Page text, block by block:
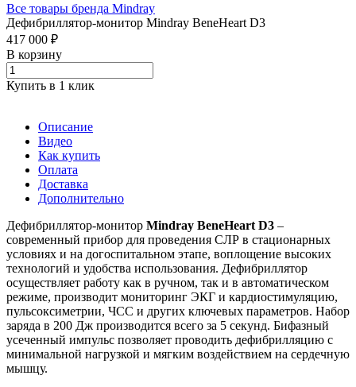
Все товары бренда Mindray
Дефибриллятор-монитор Mindray BeneHeart D3
417 000 ₽
В корзину
Купить в 1 клик
Описание
Видео
Как купить
Оплата
Доставка
Дополнительно
Дефибриллятор-монитор Mindray BeneHeart D3 –
современный прибор для проведения СЛР в стационарных
условиях и на догоспитальном этапе, воплощение высоких
технологий и удобства использования. Дефибриллятор
осуществляет работу как в ручном, так и в автоматическом
режиме, производит мониторинг ЭКГ и кардиостимуляцию,
пульсоксиметрии, ЧСС и других ключевых параметров. Набор
заряда в 200 Дж производится всего за 5 секунд. Бифазный
усеченный импульс позволяет проводить дефибрилляцию с
минимальной нагрузкой и мягким воздействием на сердечную
мышцу.